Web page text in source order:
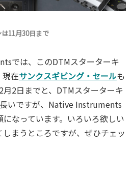
11月30日まで
では、このDTMスターターキ
現在サンクスギビング・セールも
2日までと、DTMスターターキ
いですが、Native Instruments
なっています。いろいろ欲しい
まうところですが、ぜひチェッ